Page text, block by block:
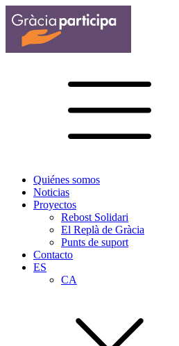
Quiénes somos
Noticias
Proyectos
Rebost Solidari
El Replà de Gràcia
Punts de suport
Contacto
ES
CA